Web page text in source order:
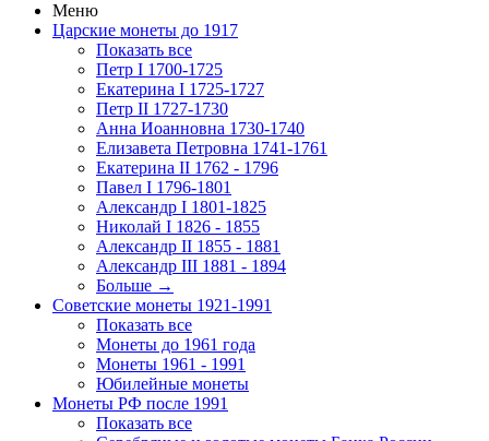
Меню
Царские монеты до 1917
Показать все
Петр I 1700-1725
Екатерина I 1725-1727
Петр II 1727-1730
Анна Иоанновна 1730-1740
Елизавета Петровна 1741-1761
Екатерина II 1762 - 1796
Павел I 1796-1801
Александр I 1801-1825
Николай I 1826 - 1855
Александр II 1855 - 1881
Александр III 1881 - 1894
Больше →
Советские монеты 1921-1991
Показать все
Монеты до 1961 года
Монеты 1961 - 1991
Юбилейные монеты
Монеты РФ после 1991
Показать все